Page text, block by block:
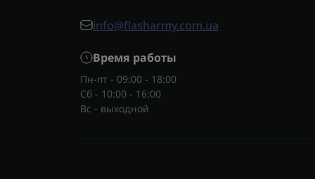
info@flasharmy.com.ua
Время работы
Пн-пт - 09:00 - 18:00
Сб - 10:00 - 16:00
Вс - выходной